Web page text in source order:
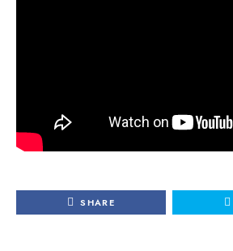
SHARE